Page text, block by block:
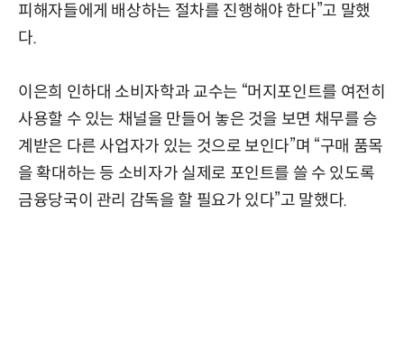
피해자들에게 배상하는 절차를 진행해야 한다”고 말했
다.
이은희 인하대 소비자학과 교수는 “머지포인트를 여전히
사용할 수 있는 채널을 만들어 놓은 것을 보면 채무를 승
계받은 다른 사업자가 있는 것으로 보인다”며 “구매 품목
을 확대하는 등 소비자가 실제로 포인트를 쓸 수 있도록
금융당국이 관리 감독을 할 필요가 있다”고 말했다.